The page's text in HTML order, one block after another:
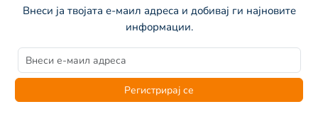
Внеси ја твојата е-маил адреса и добивај ги најновите
информации.
Регистрирај се